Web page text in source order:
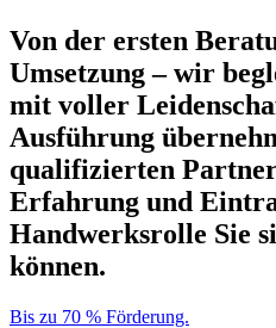
Von der ersten
Umsetzung – wir
mit voller
Ausführung
qualifizierten
Erfahrung und
Handwerksrolle Sie
können.
Bis zu 70 % Förderung.